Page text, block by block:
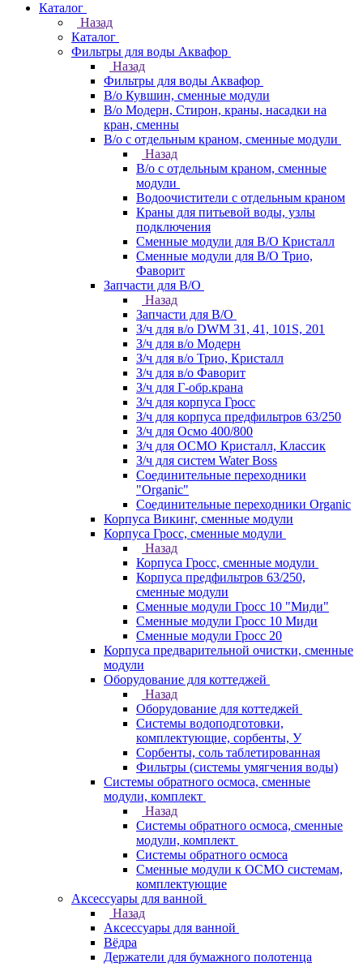
Каталог
Назад
Каталог
Фильтры для воды Аквафор
Назад
Фильтры для воды Аквафор
В/о Кувшин, сменные модули
В/о Модерн, Стирон, краны, насадки на
кран, сменны
В/о с отдельным краном, сменные модули
Назад
В/о с отдельным краном, сменные
модули
Водоочистители с отдельным краном
Краны для питьевой воды, узлы
подключения
Сменные модули для В/О Кристалл
Сменные модули для В/О Трио,
Фаворит
Запчасти для В/О
Назад
Запчасти для В/О
З/ч для в/о DWM 31, 41, 101S, 201
З/ч для в/о Модерн
З/ч для в/о Трио, Кристалл
З/ч для в/о Фаворит
З/ч для Г-обр.крана
З/ч для корпуса Гросс
З/ч для корпуса предфильтров 63/250
З/ч для Осмо 400/800
З/ч для ОСМО Кристалл, Классик
З/ч для систем Water Boss
Соединительные переходники
"Organic"
Соединительные переходники Organic
Корпуса Викинг, сменные модули
Корпуса Гросс, сменные модули
Назад
Корпуса Гросс, сменные модули
Корпуса предфильтров 63/250,
сменные модули
Сменные модули Гросс 10 "Миди"
Сменные модули Гросс 10 Миди
Сменные модули Гросс 20
Корпуса предварительной очистки, сменные
модули
Оборудование для коттеджей
Назад
Оборудование для коттеджей
Системы водоподготовки,
комплектующие, сорбенты, У
Сорбенты, соль таблетированная
Фильтры (системы умягчения воды)
Системы обратного осмоса, сменные
модули, комплект
Назад
Системы обратного осмоса, сменные
модули, комплект
Системы обратного осмоса
Сменные модули к ОСМО системам,
комплектующие
Аксессуары для ванной
Назад
Аксессуары для ванной
Вёдра
Держатели для бумажного полотенца